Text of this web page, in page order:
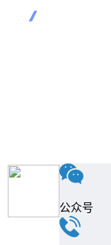
公众号